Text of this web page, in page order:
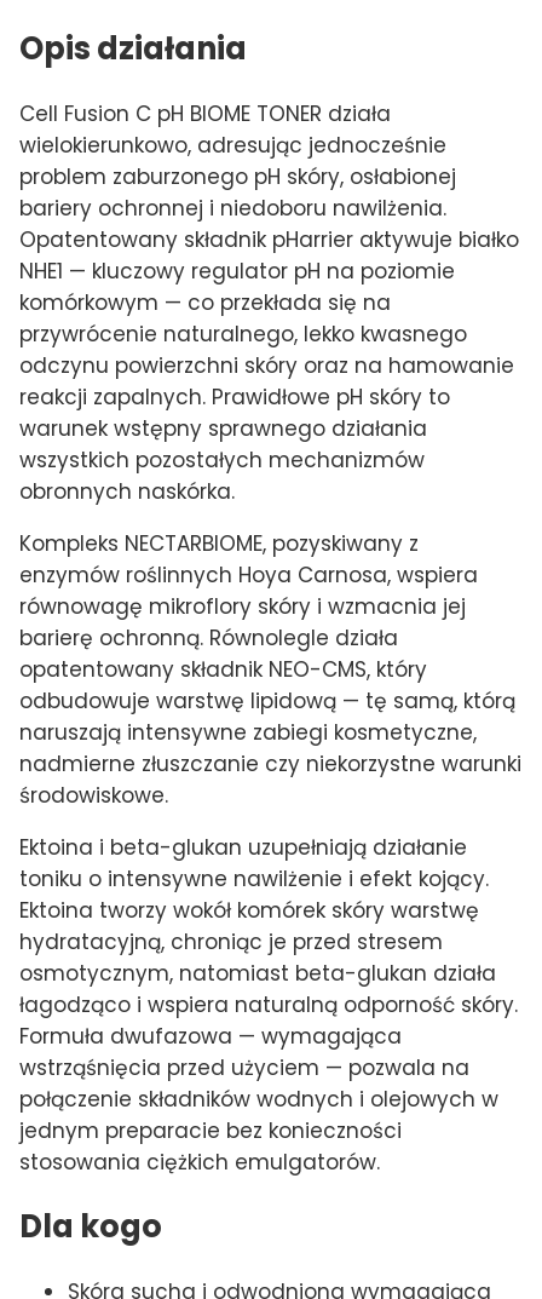
Opis działania
Cell Fusion C pH BIOME TONER działa
wielokierunkowo, adresując jednocześnie
problem zaburzonego pH skóry, osłabionej
bariery ochronnej i niedoboru nawilżenia.
Opatentowany składnik pHarrier aktywuje białko
NHE1 — kluczowy regulator pH na poziomie
komórkowym — co przekłada się na
przywrócenie naturalnego, lekko kwasnego
odczynu powierzchni skóry oraz na hamowanie
reakcji zapalnych. Prawidłowe pH skóry to
warunek wstępny sprawnego działania
wszystkich pozostałych mechanizmów
obronnych naskórka.
Kompleks NECTARBIOME, pozyskiwany z
enzymów roślinnych Hoya Carnosa, wspiera
równowagę mikroflory skóry i wzmacnia jej
barierę ochronną. Równolegle działa
opatentowany składnik NEO-CMS, który
odbudowuje warstwę lipidową — tę samą, którą
naruszają intensywne zabiegi kosmetyczne,
nadmierne złuszczanie czy niekorzystne warunki
środowiskowe.
Ektoina i beta-glukan uzupełniają działanie
toniku o intensywne nawilżenie i efekt kojący.
Ektoina tworzy wokół komórek skóry warstwę
hydratacyjną, chroniąc je przed stresem
osmotycznym, natomiast beta-glukan działa
łagodząco i wspiera naturalną odporność skóry.
Formuła dwufazowa — wymagająca
wstrząśnięcia przed użyciem — pozwala na
połączenie składników wodnych i olejowych w
jednym preparacie bez konieczności
stosowania ciężkich emulgatorów.
Dla kogo
Skóra sucha i odwodniona wymagająca